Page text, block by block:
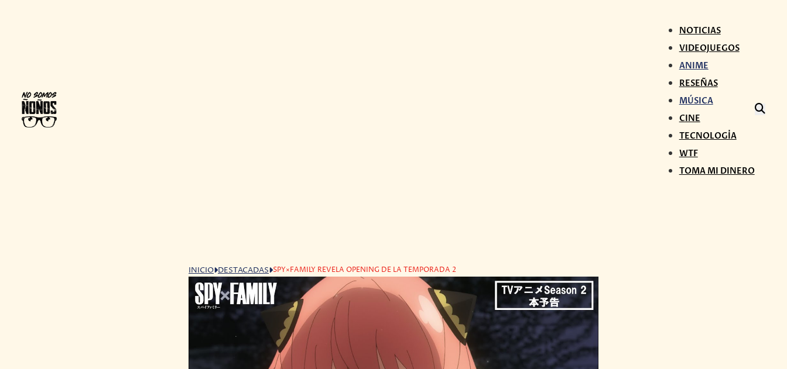
NOTICIAS
VIDEOJUEGOS
ANIME
RESEÑAS
MÚSICA
CINE
TECNOLOGÍA
WTF
TOMA MI DINERO
INICIO DESTACADAS SPY×FAMILY REVELA OPENING DE LA TEMPORADA 2